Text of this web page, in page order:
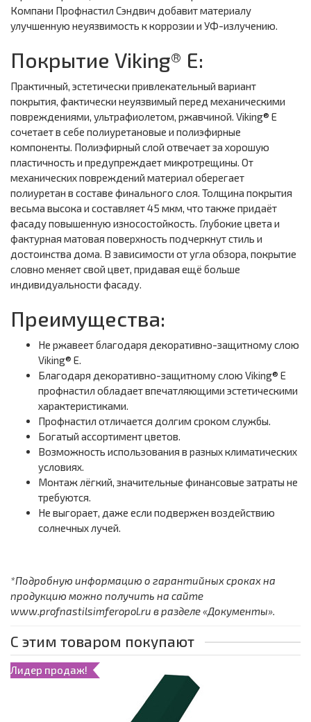
Компани Профнастил Сэндвич добавит материалу
улучшенную неуязвимость к коррозии и УФ-излучению.
Покрытие Viking® E:
Практичный, эстетически привлекательный вариант
покрытия, фактически неуязвимый перед механическими
повреждениями, ультрафиолетом, ржавчиной. Viking® E
сочетает в себе полиуретановые и полиэфирные
компоненты. Полиэфирный слой отвечает за хорошую
пластичность и предупреждает микротрещины. От
механических повреждений материал оберегает
полиуретан в составе финального слоя. Толщина покрытия
весьма высока и составляет 45 мкм, что также придаёт
фасаду повышенную износостойкость. Глубокие цвета и
фактурная матовая поверхность подчеркнут стиль и
достоинства дома. В зависимости от угла обзора, покрытие
словно меняет свой цвет, придавая ещё больше
индивидуальности фасаду.
Преимущества:
Не ржавеет благодаря декоративно-защитному слою
Viking® E.
Благодаря декоративно-защитному слою Viking® E
профнастил обладает впечатляющими эстетическими
характеристиками.
Профнастил отличается долгим сроком службы.
Богатый ассортимент цветов.
Возможность использования в разных климатических
условиях.
Монтаж лёгкий, значительные финансовые затраты не
требуются.
Не выгорает, даже если подвержен воздействию
солнечных лучей.
*Подробную информацию о гарантийных сроках на
продукцию можно получить на сайте
www.profnastilsimferopol.ru в разделе «Документы».
С этим товаром покупают
Лидер продаж!